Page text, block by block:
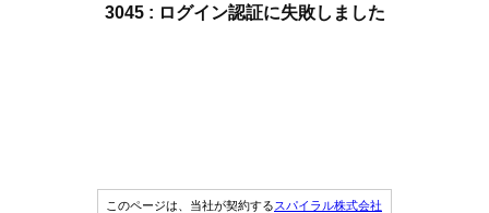
3045 : ログイン認証に失敗しました
このページは、当社が契約するスパイラル株式会社